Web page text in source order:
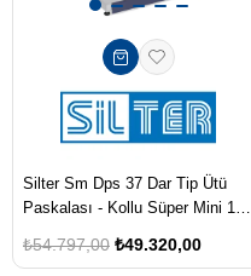
Silter Sm Dps 37 Dar Tip Ütü
Paskalası - Kollu Süper Mini 1, 2
Bez Dahil
₺49.320,00
₺54.797,00